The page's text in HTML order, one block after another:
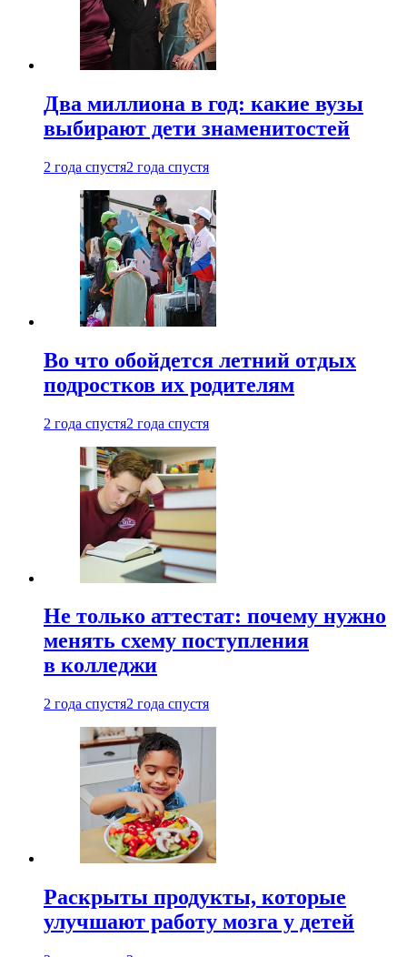
Два миллиона в год: какие вузы
выбирают дети знаменитостей
2 года спустя2 года спустя
Во что обойдется летний отдых
подростков их родителям
2 года спустя2 года спустя
Не только аттестат: почему нужно
менять схему поступления
в колледжи
2 года спустя2 года спустя
Раскрыты продукты, которые
улучшают работу мозга у детей